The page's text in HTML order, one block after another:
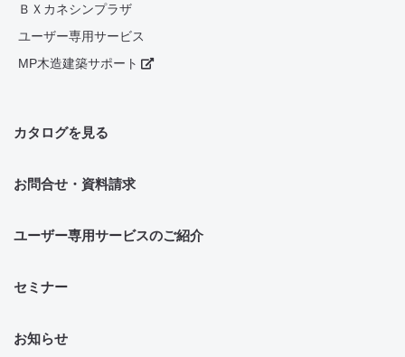
ＢＸカネシンプラザ
ユーザー専用サービス
MP木造建築サポート
カタログを見る
お問合せ・資料請求
ユーザー専用サービスのご紹介
セミナー
お知らせ